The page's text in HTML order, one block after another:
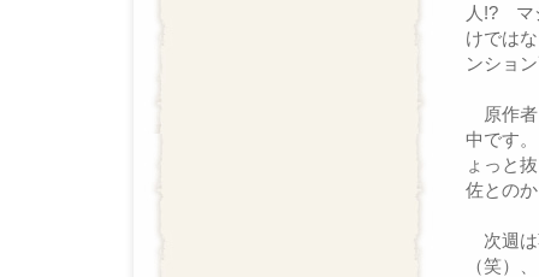
人!? マ
けでは
ンショ
原作者
中です
ょっと
佐との
次週は
（笑）